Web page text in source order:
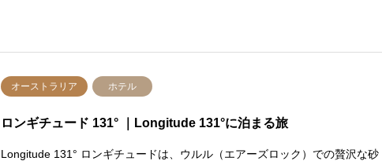
オーストラリア ホテル
ロンギチュード 131° ｜Longitude 131°に泊まる旅
Longitude 131° ロンギチュードは、ウルル（エアーズロック）での贅沢な砂